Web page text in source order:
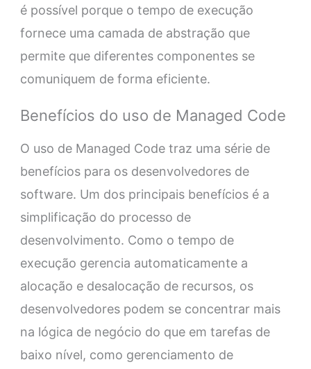
é possível porque o tempo de execução
fornece uma camada de abstração que
permite que diferentes componentes se
comuniquem de forma eficiente.
Benefícios do uso de Managed Code
O uso de Managed Code traz uma série de
benefícios para os desenvolvedores de
software. Um dos principais benefícios é a
simplificação do processo de
desenvolvimento. Como o tempo de
execução gerencia automaticamente a
alocação e desalocação de recursos, os
desenvolvedores podem se concentrar mais
na lógica de negócio do que em tarefas de
baixo nível, como gerenciamento de